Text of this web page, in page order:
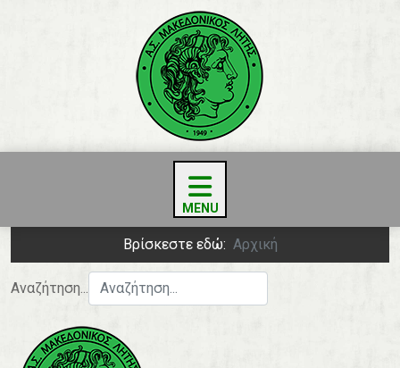
Βρίσκεστε εδώ: Αρχική
Αναζήτηση...